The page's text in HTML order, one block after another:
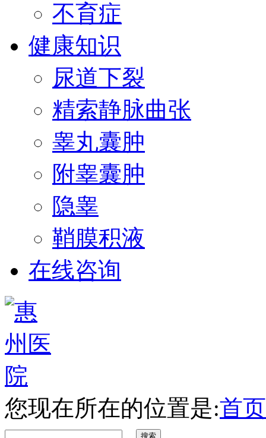
不育症
健康知识
尿道下裂
精索静脉曲张
睾丸囊肿
附睾囊肿
隐睾
鞘膜积液
在线咨询
您现在所在的位置是:首页